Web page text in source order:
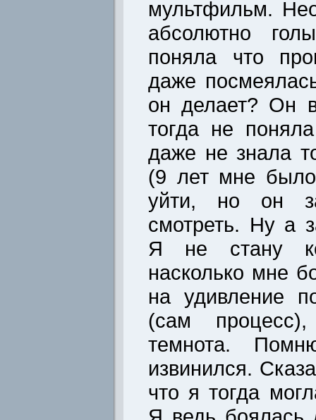
мультфильм.
абсолютно
поняла что
даже
он делает? Он
тогда не
даже не знала
(9 лет мне
уйти, но он
смотреть. Ну а
Я не стану
насколько мне
на удивление
(сам
темнота.
извинился.
что я тогда